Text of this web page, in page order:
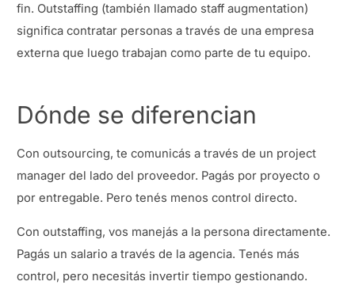
fin. Outstaffing (también llamado staff augmentation)
significa contratar personas a través de una empresa
externa que luego trabajan como parte de tu equipo.
Dónde se diferencian
Con outsourcing, te comunicás a través de un project
manager del lado del proveedor. Pagás por proyecto o
por entregable. Pero tenés menos control directo.
Con outstaffing, vos manejás a la persona directamente.
Pagás un salario a través de la agencia. Tenés más
control, pero necesitás invertir tiempo gestionando.